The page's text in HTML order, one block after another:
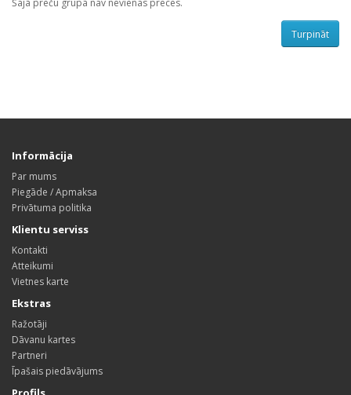
Šajā preču grupā nav nevienas preces.
Turpināt
Informācija
Par mums
Piegāde / Apmaksa
Privātuma politika
Klientu serviss
Kontakti
Atteikumi
Vietnes karte
Ekstras
Ražotāji
Dāvanu kartes
Partneri
Īpašais piedāvājums